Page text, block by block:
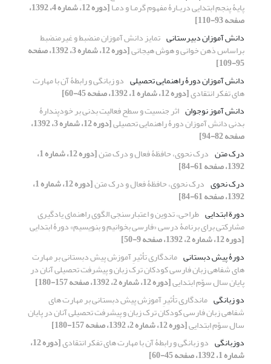
پایۀ پنجم ابتدایی دربـارۀ مفهوم گرمـا و دمـا [دوره 12، شماره 4، 1392،
صفحه 93-110]
دانش آموزان دبیرستانی تمایز دانش آموزان منضبط و غیرمنضبط
براساس ذهن خوانی و هوش هیجانی [دوره 12، شماره 3، 1392، صفحه
95-109]
دانش آموزان دورۀ راهنمایی تحصیلی دو زبانگی و رابطۀ آن با مهارت
های تفکر انتقادی[دوره 12، شماره 1، 1392، صفحه 45-60]
دانش آموز نوجوان اثر جنسیت و سطح فعالیت بدنی بر خودپندارۀ
بدنی دانش آموزان دورۀ راهنمایی تحصیلی [دوره 12، شماره 3، 1392،
صفحه 82-94]
درک متن درک نحوی، حافظۀ فعال و درک متن [دوره 12، شماره 1،
1392، صفحه 61-84]
درک نحوی درک نحوی، حافظۀ فعال و درک متن [دوره 12، شماره 1،
1392، صفحه 61-84]
دورة ابتدایی طراحی، تدوین و اعتبارسنجی الگوی راهنمای یادگیری
مشارکتی برای برنامۀ درسی «فارسی بخوانیم و بنویسیم» دورۀ ابتدایی
[دوره 12، شماره 2، 1392، صفحه 9-50]
دورۀ پیش دبستانی ماندگاری تأثیرِ آموزش پیش دبستانی بر مهارت
های شفاهی زبان فارسی کودکان ترک زبان و پیشرفت تحصیلی آنان در
پایان سال سوّم ابتدایی[دوره 12، شماره 2، 1392، صفحه 157-180]
دو زبانگی ماندگاری تأثیرِ آموزش پیش دبستانی بر مهارت های
شفاهی زبان فارسی کودکان ترک زبان و پیشرفت تحصیلی آنان در پایان
سال سوّم ابتدایی[دوره 12، شماره 2، 1392، صفحه 157-180]
دوزبانگی دو زبانگی و رابطۀ آن با مهارت های تفکر انتقادی [دوره 12،
شماره 1، 1392، صفحه 45-60]